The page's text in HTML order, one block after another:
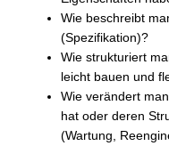
Wie beschreibt
(Spezifikation)?
Wie strukturiert
leicht bauen und
Wie verändert
hat oder deren
(Wartung,